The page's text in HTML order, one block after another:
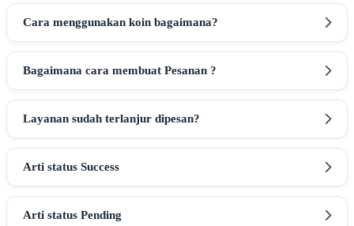
Cara menggunakan koin bagaimana?
Bagaimana cara membuat Pesanan ?
Layanan sudah terlanjur dipesan?
Arti status Success
Arti status Pending